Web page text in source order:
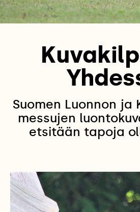
Suomen Luonnon ja
messujen
etsitään tapoja